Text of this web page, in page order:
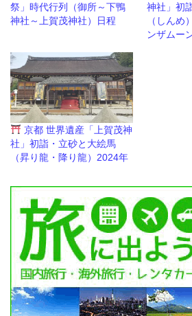
祭」時代行列（御所～下鴨
神社～上賀茂神社）日程
神社」初
（しんめ
ンザムー
京都 世界遺産「上賀茂神
社」初詣・立砂と大絵馬
（昇り龍・降り龍）2024年